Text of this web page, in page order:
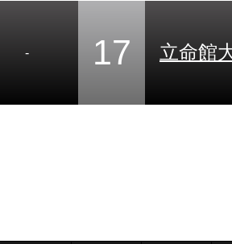
- 17 立命館